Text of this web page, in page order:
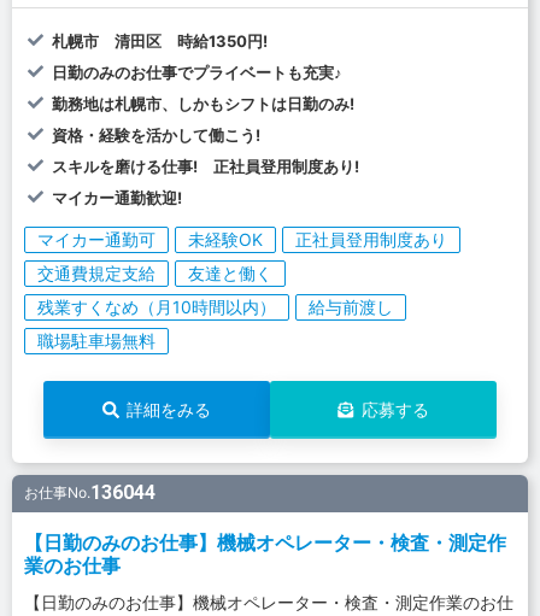
札幌市 清田区 時給1350円!
日勤のみのお仕事でプライベートも充実♪
勤務地は札幌市、しかもシフトは日勤のみ!
資格・経験を活かして働こう!
スキルを磨ける仕事! 正社員登用制度あり!
マイカー通勤歓迎!
マイカー通勤可 未経験OK
正社員登用制度あり
交通費規定支給
友達と働く
残業すくなめ（月10時間以内）
給与前渡し
職場駐車場無料
詳細をみる 応募する
お仕事No.136044
【日勤のみのお仕事】機械オペレーター・検査・測定作
業のお仕事
【日勤のみのお仕事】機械オペレーター・検査・測定作業のお仕